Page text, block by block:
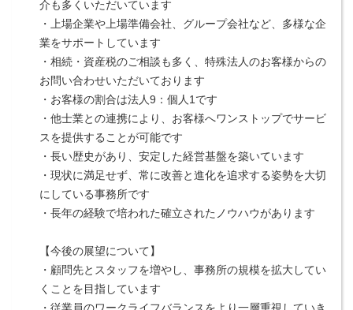
介も多くいただいています
・上場企業や上場準備会社、グループ会社など、多様な企
業をサポートしています
・相続・資産税のご相談も多く、特殊法人のお客様からの
お問い合わせいただいております
・お客様の割合は法人9：個人1です
・他士業との連携により、お客様へワンストップでサービ
スを提供することが可能です
・長い歴史があり、安定した経営基盤を築いています
・現状に満足せず、常に改善と進化を追求する姿勢を大切
にしている事務所です
・長年の経験で培われた確立されたノウハウがあります
【今後の展望について】
・顧問先とスタッフを増やし、事務所の規模を拡大してい
くことを目指しています